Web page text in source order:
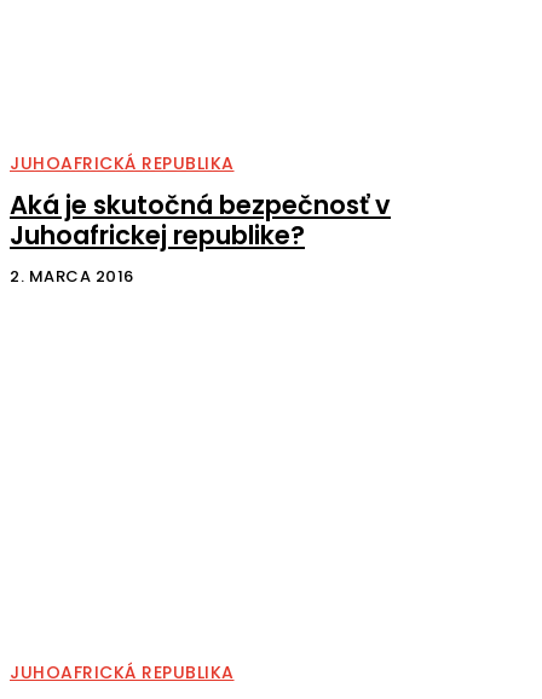
JUHOAFRICKÁ REPUBLIKA
Aká je skutočná bezpečnosť v
Juhoafrickej republike?
2. MARCA 2016
JUHOAFRICKÁ REPUBLIKA